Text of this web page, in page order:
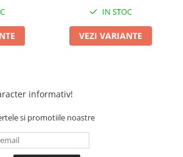
IN STOC
VEZI VARIANTE
informativ!
si promotiile noastre